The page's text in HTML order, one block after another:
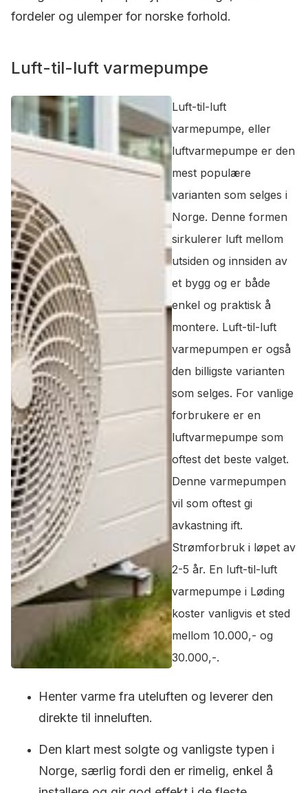
fordeler og ulemper for norske forhold.
Luft-til-luft varmepumpe
Luft-til-luft
varmepumpe, eller
luftvarmepumpe er den
mest populære
varianten som selges i
Norge. Denne formen
sirkulerer luft mellom
utsiden og innsiden av
et bygg og er både
enkel og praktisk å
montere. Luft-til-luft
varmepumpen er også
den billigste varianten
som selges. For vanlige
forbrukere er en
luftvarmepumpe som
oftest det beste valget.
Denne varmepumpen
vil som oftest gi
avkastning ift.
Strømforbruk i løpet av
2-5 år. En luft-til-luft
varmepumpe i Løding
koster vanligvis et sted
mellom 10.000,- og
30.000,-.
Henter varme fra uteluften og leverer den
direkte til inneluften.
Den klart mest solgte og vanligste typen i
Norge, særlig fordi den er rimelig, enkel å